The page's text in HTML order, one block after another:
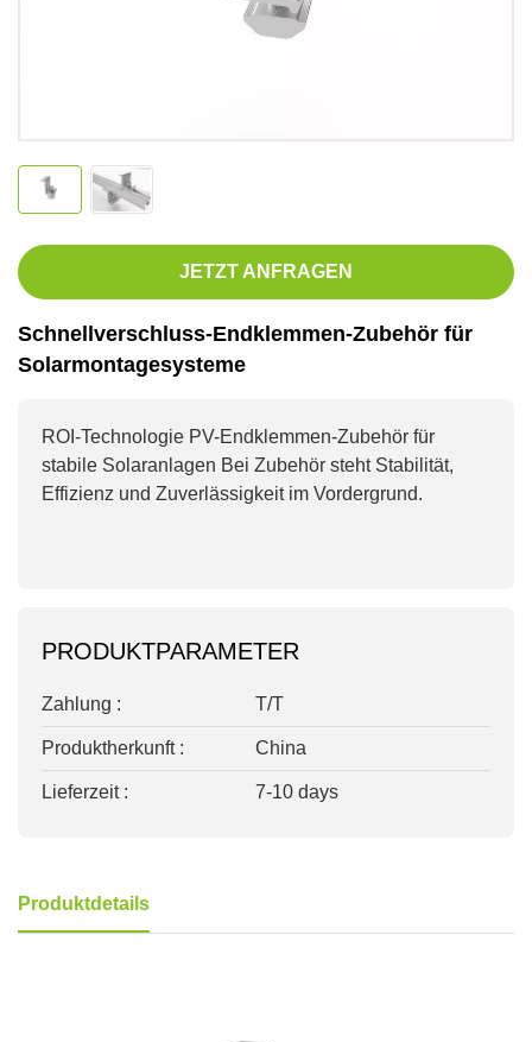
JETZT ANFRAGEN
Schnellverschluss-Endklemmen-Zubehör für
Solarmontagesysteme
ROI-Technologie PV-Endklemmen-Zubehör für
stabile Solaranlagen Bei Zubehör steht Stabilität,
Effizienz und Zuverlässigkeit im Vordergrund.
PRODUKTPARAMETER
Zahlung : T/T
Produktherkunft : China
Lieferzeit : 7-10 days
Produktdetails